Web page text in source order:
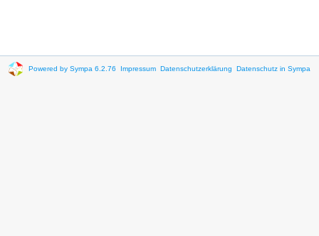
Powered by Sympa 6.2.76 Impressum Datenschutzerklärung Datenschutz in Sympa